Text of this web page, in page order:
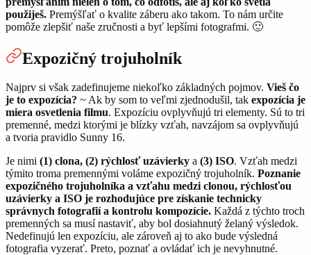
použiješ. Premýšľať o kvalite záberu ako takom. To nám určite
pomôže zlepšiť naše zručnosti a byť lepšími fotografmi. 🙂
Expozičný trojuholník
Najprv si však zadefinujeme niekoľko základných pojmov. Vieš čo
je to expozícia? ~ Ak by som to veľmi zjednodušil, tak expozícia je
miera osvetlenia filmu. Expozíciu ovplyvňujú tri elementy. Sú to tri
premenné, medzi ktorými je blízky vzťah, navzájom sa ovplyvňujú
a tvoria pravidlo Sunny 16.
Je nimi (1) clona, (2) rýchlosť uzávierky a (3) ISO. Vzťah medzi
týmito troma premennými voláme expozičný trojuholník. Poznanie
expozičného trojuholníka a vzťahu medzi clonou, rýchlosťou
uzávierky a ISO je rozhodujúce pre získanie technicky
správnych fotografií a kontrolu kompozície. Každá z týchto troch
premenných sa musí nastaviť, aby bol dosiahnutý želaný výsledok.
Nedefinujú len expozíciu, ale zároveň aj to ako bude výsledná
fotografia vyzerať. Preto, poznať a ovládať ich je nevyhnutné.